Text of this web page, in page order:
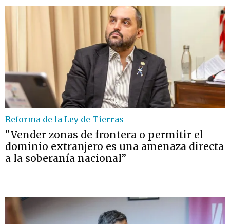
Reforma de la Ley de Tierras
"Vender zonas de frontera o permitir el
dominio extranjero es una amenaza directa
a la soberanía nacional”